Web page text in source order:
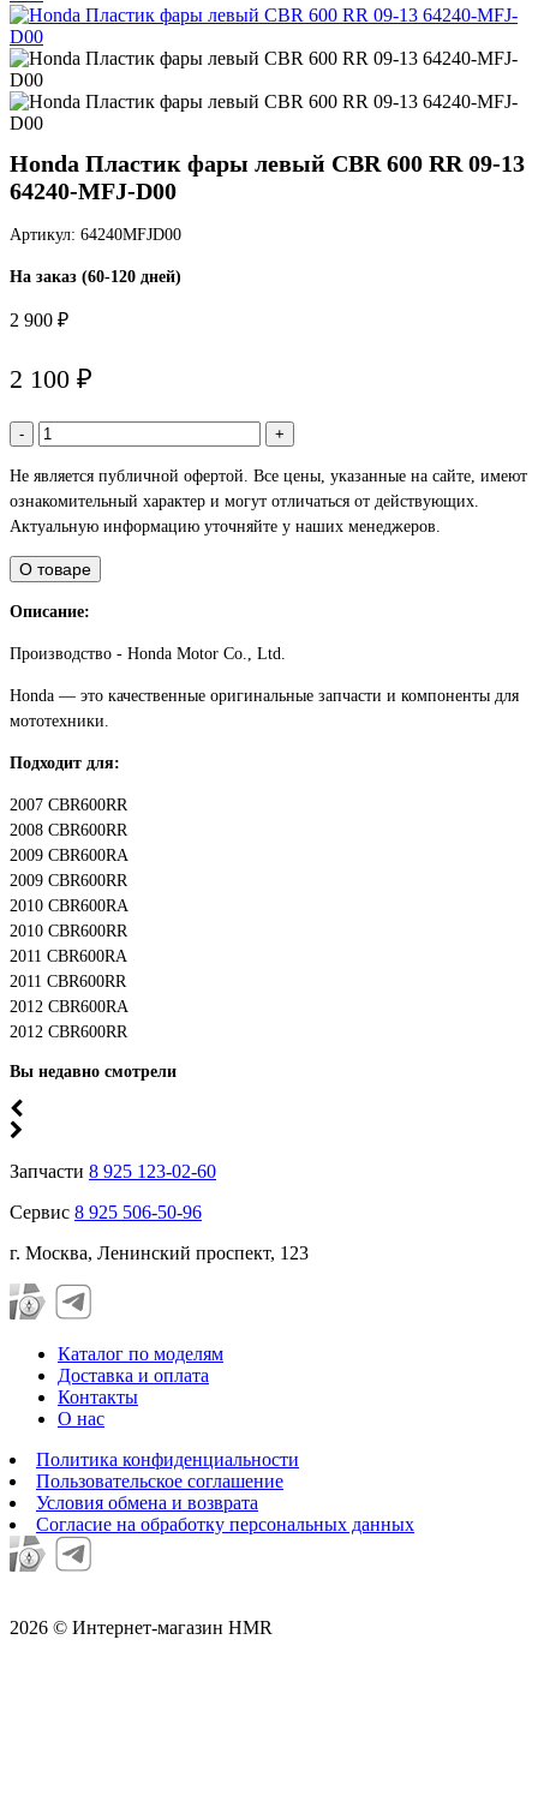
Honda Пластик фары левый CBR 600 RR 09-13
64240-MFJ-D00
Артикул: 64240MFJD00
На заказ (60-120 дней)
2 900 ₽
2 100 ₽
- +
Не является публичной офертой. Все цены, указанные на сайте, имеют
ознакомительный характер и могут отличаться от действующих.
Актуальную информацию уточняйте у наших менеджеров.
О товаре
Описание:
Производство - Honda Motor Co., Ltd.
Honda — это качественные оригинальные запчасти и компоненты для
мототехники.
Подходит для:
2007 CBR600RR
2008 CBR600RR
2009 CBR600RA
2009 CBR600RR
2010 CBR600RA
2010 CBR600RR
2011 CBR600RA
2011 CBR600RR
2012 CBR600RA
2012 CBR600RR
Вы недавно смотрели
Запчасти 8 925 123-02-60
Сервис 8 925 506-50-96
г. Москва, Ленинский проспект, 123
Каталог по моделям
Доставка и оплата
Контакты
О нас
Политика конфиденциальности
Пользовательское соглашение
Условия обмена и возврата
Согласие на обработку персональных данных
2026 © Интернет-магазин HMR